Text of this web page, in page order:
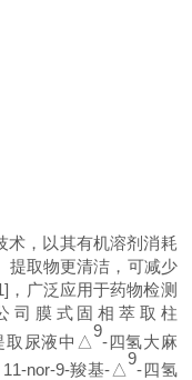
术，以其有机溶剂消耗
、提取物更清洁 ， 可减少
，广泛应用于药物检测
公司膜式固相萃取柱
取尿液中△
9
-四氢大麻
11-nor-9-羧基-△
9
-四氢